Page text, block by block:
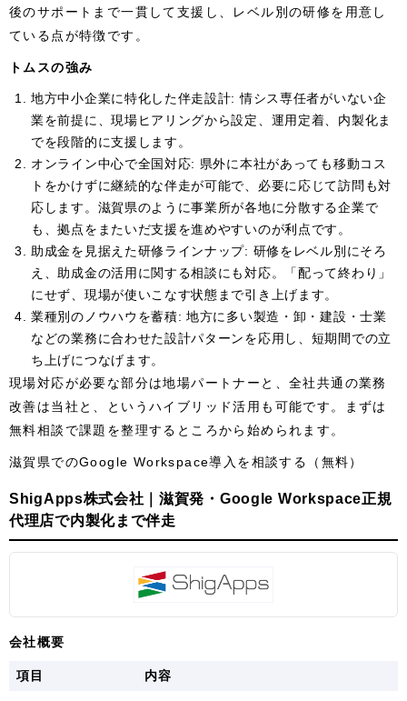
後のサポートまで一貫して支援し、レベル別の研修を用意し
ている点が特徴です。
トムスの強み
地方中小企業に特化した伴走設計: 情シス専任者がいない企
業を前提に、現場ヒアリングから設定、運用定着、内製化ま
でを段階的に支援します。
オンライン中心で全国対応: 県外に本社があっても移動コス
トをかけずに継続的な伴走が可能で、必要に応じて訪問も対
応します。滋賀県のように事業所が各地に分散する企業で
も、拠点をまたいだ支援を進めやすいのが利点です。
助成金を見据えた研修ラインナップ: 研修をレベル別にそろ
え、助成金の活用に関する相談にも対応。「配って終わり」
にせず、現場が使いこなす状態まで引き上げます。
業種別のノウハウを蓄積: 地方に多い製造・卸・建設・士業
などの業務に合わせた設計パターンを応用し、短期間での立
ち上げにつなげます。
現場対応が必要な部分は地場パートナーと、全社共通の業務
改善は当社と、というハイブリッド活用も可能です。まずは
無料相談で課題を整理するところから始められます。
滋賀県でのGoogle Workspace導入を相談する（無料）
ShigApps株式会社｜滋賀発・Google Workspace正規
代理店で内製化まで伴走
会社概要
項目 内容